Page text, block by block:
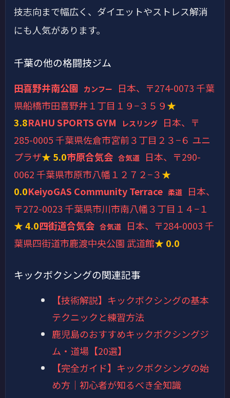
技志向まで幅広く、ダイエットやストレス解消
にも人気があります。
千葉の他の格闘技ジム
田喜野井南公園 カンフー
日本、〒274-0073 千葉
県船橋市田喜野井１丁目１９−３５９★
3.8RAHU SPORTS GYM レスリング
日本、〒
285-0005 千葉県佐倉市宮前３丁目２３−６ ユニ
プラザ★ 5.0市原合気会 合気道
日本、〒290-
0062 千葉県市原市八幡１２７２−３★
0.0KeiyoGAS Community Terrace 柔道
日本、
〒272-0023 千葉県市川市南八幡３丁目１４−１
★ 4.0四街道合気会 合気道
日本、〒284-0003 千
葉県四街道市鹿渡中央公園 武道館★ 0.0
キックボクシングの関連記事
【技術解説】キックボクシングの基本
テクニックと練習方法
鹿児島のおすすめキックボクシングジ
ム・道場【20選】
【完全ガイド】キックボクシングの始
め方｜初心者が知るべき全知識